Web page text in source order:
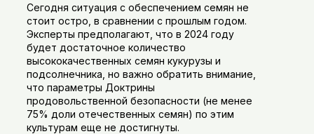
Сегодня ситуация с обеспечением семян не
стоит остро, в сравнении с прошлым годом.
Эксперты предполагают, что в 2024 году
будет достаточное количество
высококачественных семян кукурузы и
подсолнечника, но важно обратить внимание,
что параметры Доктрины
продовольственной безопасности (не менее
75% доли отечественных семян) по этим
культурам еще не достигнуты.